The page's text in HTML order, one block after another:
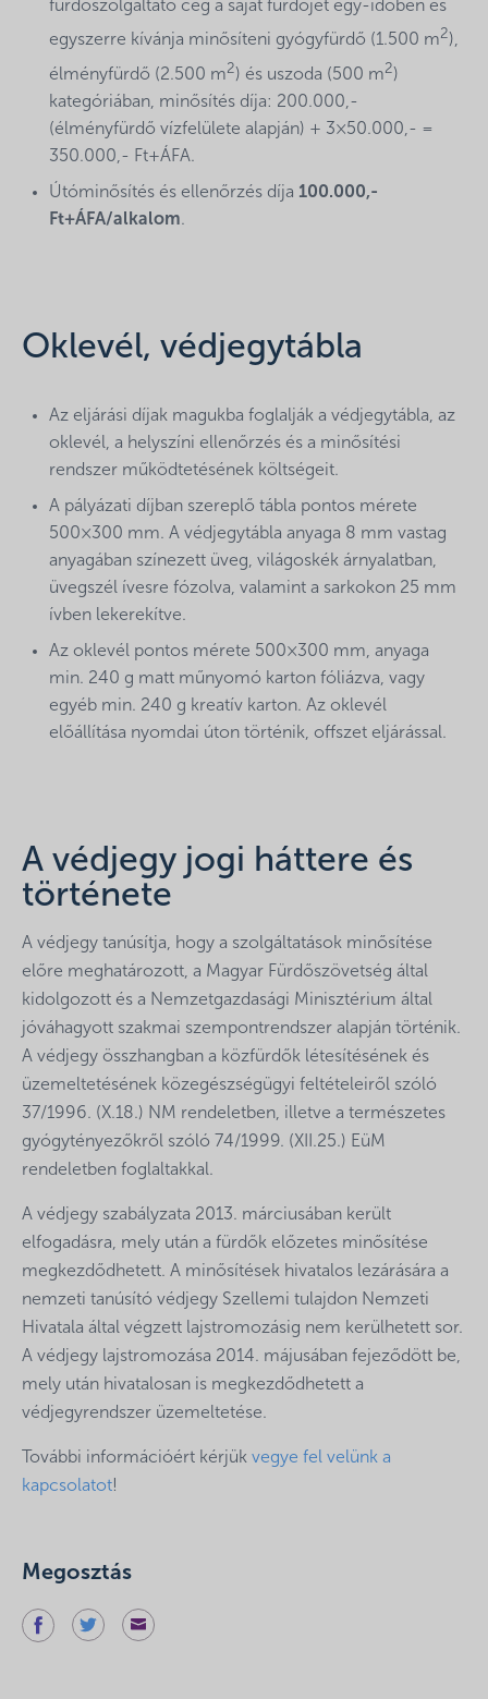
fürdőszolgáltató cég a saját fürdőjét egy-időben és
egyszerre kívánja minősíteni gyógyfürdő (1.500 m2),
élményfürdő (2.500 m2) és uszoda (500 m2)
kategóriában, minősítés díja: 200.000,-
(élményfürdő vízfelülete alapján) + 3×50.000,- =
350.000,- Ft+ÁFA.
Útóminősítés és ellenőrzés díja 100.000,-
Ft+ÁFA/alkalom.
Oklevél, védjegytábla
Az eljárási díjak magukba foglalják a védjegytábla, az
oklevél, a helyszíni ellenőrzés és a minősítési
rendszer működtetésének költségeit.
A pályázati díjban szereplő tábla pontos mérete
500×300 mm. A védjegytábla anyaga 8 mm vastag
anyagában színezett üveg, világoskék árnyalatban,
üvegszél ívesre fózolva, valamint a sarkokon 25 mm
ívben lekerekítve.
Az oklevél pontos mérete 500×300 mm, anyaga
min. 240 g matt műnyomó karton fóliázva, vagy
egyéb min. 240 g kreatív karton. Az oklevél
előállítása nyomdai úton történik, offszet eljárással.
A védjegy jogi háttere és
története
A védjegy tanúsítja, hogy a szolgáltatások minősítése
előre meghatározott, a Magyar Fürdőszövetség által
kidolgozott és a Nemzetgazdasági Minisztérium által
jóváhagyott szakmai szempontrendszer alapján történik.
A védjegy összhangban a közfürdők létesítésének és
üzemeltetésének közegészségügyi feltételeiről szóló
37/1996. (X.18.) NM rendeletben, illetve a természetes
gyógytényezőkről szóló 74/1999. (XII.25.) EüM
rendeletben foglaltakkal.
A védjegy szabályzata 2013. márciusában került
elfogadásra, mely után a fürdők előzetes minősítése
megkezdődhetett. A minősítések hivatalos lezárására a
nemzeti tanúsító védjegy Szellemi tulajdon Nemzeti
Hivatala által végzett lajstromozásig nem kerülhetett sor.
A védjegy lajstromozása 2014. májusában fejeződött be,
mely után hivatalosan is megkezdődhetett a
védjegyrendszer üzemeltetése.
További információért kérjük vegye fel velünk a
kapcsolatot!
Megosztás